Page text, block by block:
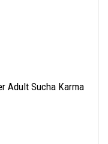
Adult Sucha Karma